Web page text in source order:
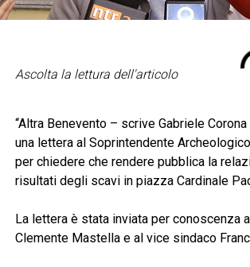
Ascolta la lettura dell'articolo
“Altra Benevento – scrive Gabriele
una lettera al Soprintendente
per chiedere che rendere pubblica la
risultati degli scavi in piazza Cardinale
La lettera è stata inviata per conoscenza
Clemente Mastella e al vice sindaco